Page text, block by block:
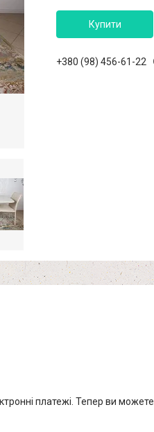
Купити
+380 (98) 456-61-22
платежі. Тепер ви